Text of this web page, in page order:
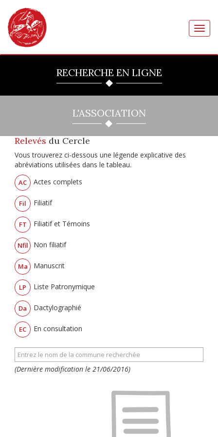
RECHERCHE EN LIGNE
L'ASSOCIATION
Relevés du Cercle
Vous trouverez ci-dessous une légende explicative des
abréviations utilisées dans le tableau.
AC Actes complets
Fil Filiatif
FT Filiatif et Témoins
Nfil Non filiatif
Ma Manuscrit
LP Liste Patronymique
Da Dactylographié
EC En consultation
(Dernière modification le 21/06/2016)